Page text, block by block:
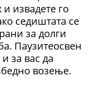
извадете го
седиштата се
за долги
Паузитеосвен
за вас да
возење.